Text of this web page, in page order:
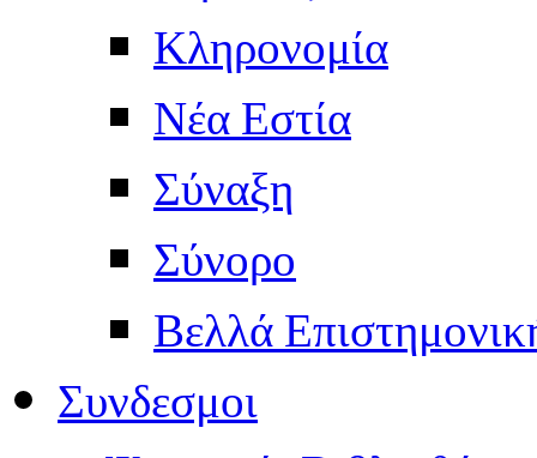
Κληρονομία
Νέα Εστία
Σύναξη
Σύνορο
Βελλά
Συνδεσμοι